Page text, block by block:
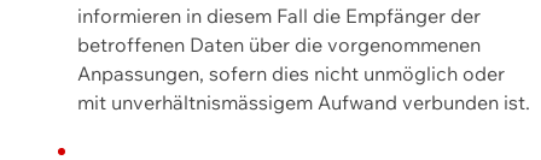
informieren in diesem Fall die Empfänger der
betroffenen Daten über die vorgenommenen
Anpassungen, sofern dies nicht unmöglich oder
mit unverhältnismässigem Aufwand verbunden ist.